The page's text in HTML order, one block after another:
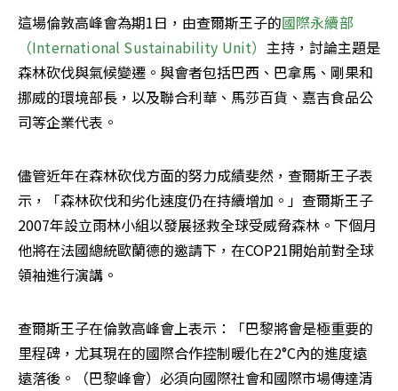
這場倫敦高峰會為期1日，由查爾斯王子的國際永續部
（International Sustainability Unit） 主持，討論主題是
森林砍伐與氣候變遷。與會者包括巴西、巴拿馬、剛果和
挪威的環境部長，以及聯合利華、馬莎百貨、嘉吉食品公
司等企業代表。
儘管近年在森林砍伐方面的努力成績斐然，查爾斯王子表
示，「森林砍伐和劣化速度仍在持續增加。」查爾斯王子
2007年設立雨林小組以發展拯救全球受威脅森林。下個月
他將在法國總統歐蘭德的邀請下，在COP21開始前對全球
領袖進行演講。
查爾斯王子在倫敦高峰會上表示：「巴黎將會是極重要的
里程碑，尤其現在的國際合作控制暖化在2°C內的進度遠
遠落後。（巴黎峰會）必須向國際社會和國際市場傳達清